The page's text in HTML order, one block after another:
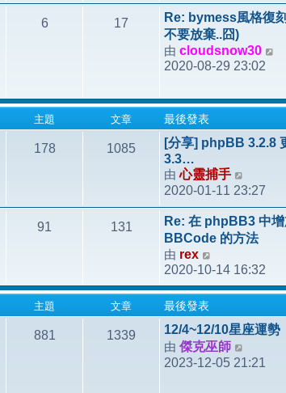
6 17
Re: bymess風格復
不要放棄..囧)
由 cloudsnow30
2020-08-29 23:02
主題 文章 最後發表
178 1085
[分享] phpBB 3.2.8
3.3…
由心靈捕手
視
最
後
發
表
2020-01-11 23:27
91 131
Re: 在 phpBB3 中
BBCode 的方法
由 rex
視
最
發
表
2020-10-14 16:32
主題 文章 最後發表
881 1339
12/4~12/10星座運勢
由 傑克巫師
視
2023-12-05 21:21